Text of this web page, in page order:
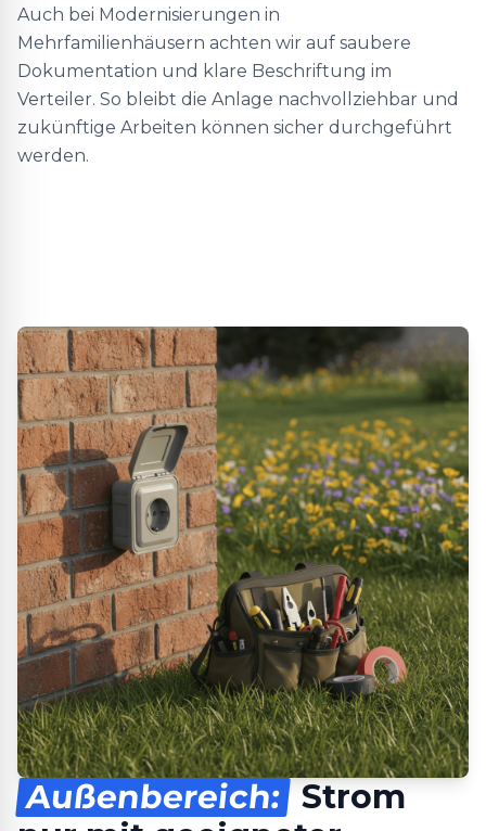
Auch bei Modernisierungen in
Mehrfamilienhäusern achten wir auf saubere
Dokumentation und klare Beschriftung im
Verteiler. So bleibt die Anlage nachvollziehbar und
zukünftige Arbeiten können sicher durchgeführt
werden.
Außenbereich: Strom